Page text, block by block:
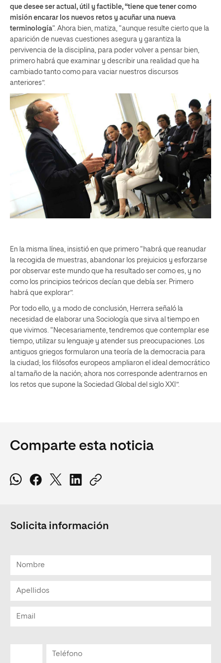
que desee ser actual, útil y factible, “tiene que tener como
misión encarar los nuevos retos y acuñar una nueva
terminología“. Ahora bien, matiza, “aunque resulte cierto que la
aparición de nuevas cuestiones asegura y garantiza la
pervivencia de la disciplina, para poder volver a pensar bien,
primero habrá que examinar y describir una realidad que ha
cambiado tanto como para vaciar nuestros discursos
anteriores”.
En la misma línea, insistió en que primero “habrá que reanudar
la recogida de muestras, abandonar los prejuicios y esforzarse
por observar este mundo que ha resultado ser como es, y no
como los principios teóricos decían que debía ser. Primero
habrá que explorar”.
Por todo ello, y a modo de conclusión, Herrera señaló la
necesidad de elaborar una Sociología que sirva al tiempo en
que vivimos. “Necesariamente, tendremos que contemplar ese
tiempo, utilizar su lenguaje y atender sus preocupaciones. Los
antiguos griegos formularon una teoría de la democracia para
la ciudad; los filósofos europeos ampliaron el ideal democrático
al tamaño de la nación; ahora nos corresponde adentrarnos en
los retos que supone la Sociedad Global del siglo XXI”.
Comparte esta noticia
Solicita información